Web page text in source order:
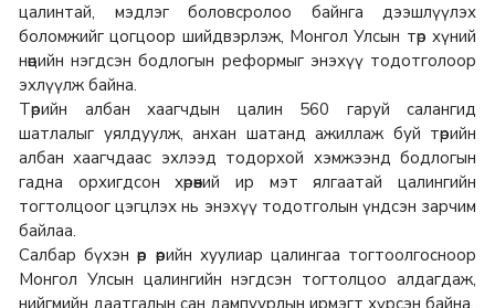
цалинтай, мэдлэг боловсролоо байнга дээшлүүлэх
боломжийг цогцоор шийдвэрлэж, Монгол Улсын төр хүний
нөөцийн нэгдсэн бодлогын реформыг энэхүү тодотголоор
эхлүүлж байна.
Төрийн албан хаагчдын цалин 560 гаруй салангид
шатлалыг уялдуулж, анхан шатанд ажиллаж буй төрийн
албан хаагчдаас эхлээд тодорхой хэмжээнд бодлогын
гадна орхигдсон хөрөөний ир мэт ялгаатай цалингийн
тогтолцоог цэгцлэх нь энэхүү тодотголын үндсэн зарчим
байлаа.
Салбар бүхэн өөр өөрийн хуулиар цалингаа тогтоолгосноор
Монгол Улсын цалингийн нэгдсэн тогтолцоо алдагдаж,
нийгмийн даатгалын сан дампуурлын ирмэгт хүрсэн байна.